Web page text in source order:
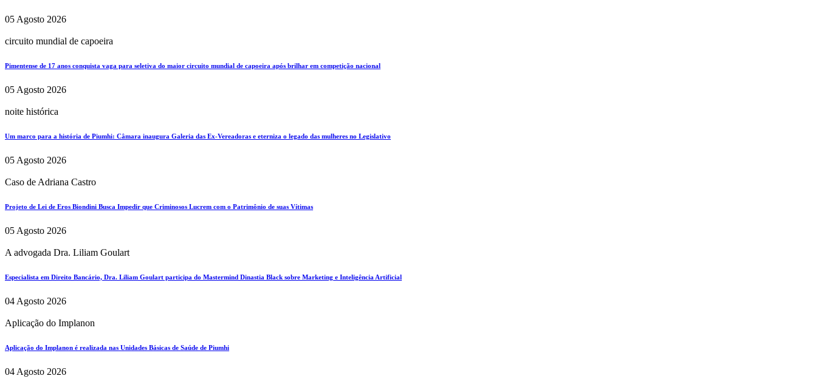
05 Agosto 2026
circuito mundial de capoeira
Pimentense de 17 anos conquista vaga para seletiva do maior circuito mundial de capoeira após brilhar em competição nacional
05 Agosto 2026
noite histórica
Um marco para a história de Piumhi: Câmara inaugura Galeria das Ex-Vereadoras e eterniza o legado das mulheres no Legislativo
05 Agosto 2026
Caso de Adriana Castro
Projeto de Lei de Eros Biondini Busca Impedir que Criminosos Lucrem com o Patrimônio de suas Vítimas
05 Agosto 2026
A advogada Dra. Liliam Goulart
Especialista em Direito Bancário, Dra. Liliam Goulart participa do Mastermind Dinastia Black sobre Marketing e Inteligência Artificial
04 Agosto 2026
Aplicação do Implanon
Aplicação do Implanon é realizada nas Unidades Básicas de Saúde de Piumhi
04 Agosto 2026